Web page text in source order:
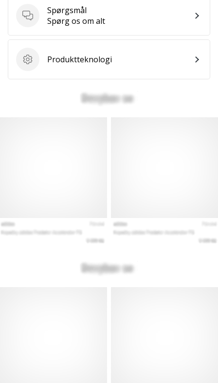
Spørgsmål
Spørgsmål
Spørg os om alt
Produktteknologi
Produktteknologi